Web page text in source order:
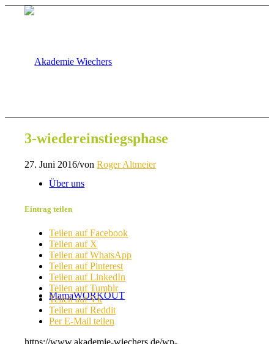
Über uns
MamaWORKOUT
3-wiedereinstiegsphase
27. Juni 2016/vonRoger Altmeier
Eintrag teilen
Teilen auf Facebook
Teilen auf X
Teilen auf WhatsApp
Teilen auf Pinterest
Teilen auf LinkedIn
Teilen auf Tumblr
Teilen auf Vk
Teilen auf Reddit
Per E-Mail teilen